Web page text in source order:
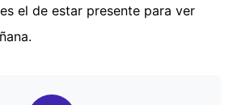
el de estar presente para ver